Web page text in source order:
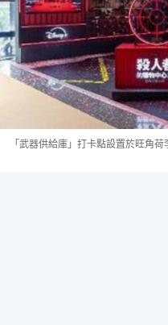
「武器供給庫」打卡點設置於旺角荷